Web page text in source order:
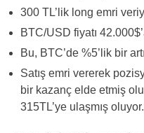
300 TL’lik long emri
BTC/USD fiyatı
Bu, BTC’de %5’lik bir
Satış emri vererek
bir kazanç elde etmiş
315TL’ye ulaşmış oluyor.